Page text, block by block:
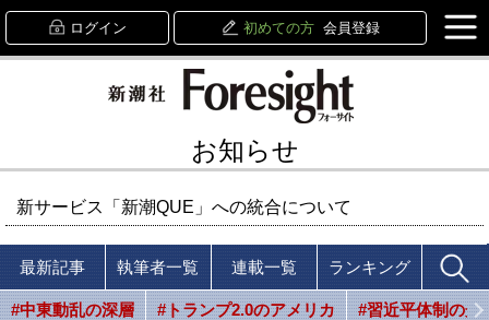
ログイン 初めての方 会員登録
お知らせ
新サービス「新潮QUE」への統合について
最新記事 執筆者一覧 連載一覧 ランキング
#中東動乱の深層 #トランプ2.0のアメリカ #習近平体制の光